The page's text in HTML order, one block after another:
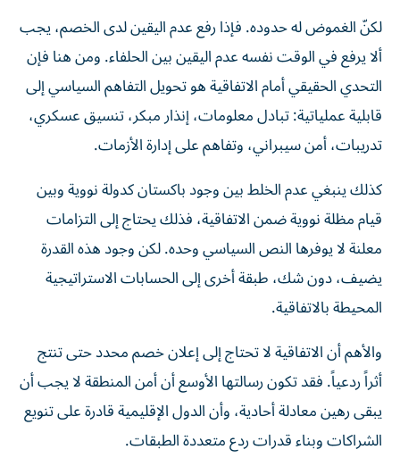
لكنّ الغموض له حدوده. فإذا رفع عدم اليقين لدى الخصم، يجب
ألا يرفع في الوقت نفسه عدم اليقين بين الحلفاء. ومن هنا فإن
التحدي الحقيقي أمام الاتفاقية هو تحويل التفاهم السياسي إلى
قابلية عملياتية: تبادل معلومات، إنذار مبكر، تنسيق عسكري،
تدريبات، أمن سيبراني، وتفاهم على إدارة الأزمات.
كذلك ينبغي عدم الخلط بين وجود باكستان كدولة نووية وبين
قيام مظلة نووية ضمن الاتفاقية، فذلك يحتاج إلى التزامات
معلنة لا يوفرها النص السياسي وحده. لكن وجود هذه القدرة
يضيف، دون شك، طبقة أخرى إلى الحسابات الاستراتيجية
المحيطة بالاتفاقية.
والأهم أن الاتفاقية لا تحتاج إلى إعلان خصم محدد حتى تنتج
أثراً ردعياً. فقد تكون رسالتها الأوسع أن أمن المنطقة لا يجب أن
يبقى رهين معادلة أحادية، وأن الدول الإقليمية قادرة على تنويع
الشراكات وبناء قدرات ردع متعددة الطبقات.